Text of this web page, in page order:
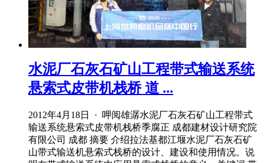
水泥厂石灰石矿山工程带式输送系统
悬索式皮带机栈桥 道 ...
2012年4月18日 · 呷阅雄潺水泥厂石灰石矿山工程带式
输送系统悬索式皮带机栈桥季腐正 成都建材设计研究院
有限公司 成都 摘要 介绍拉法基都江堰水泥厂石灰石矿
山带式输送机悬索式栈桥的设计、建设和使用情况。说